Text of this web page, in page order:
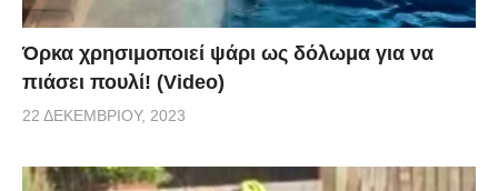
Όρκα χρησιμοποιεί ψάρι ως δόλωμα για να
πιάσει πουλί! (Video)
22 ΔΕΚΕΜΒΡΊΟΥ, 2023